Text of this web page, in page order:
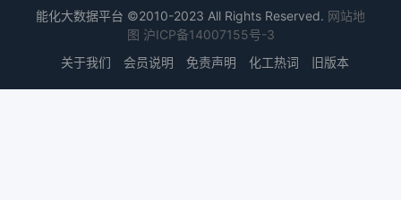
时的颜料CNMHG稍低。通讯作者:曹艳葭(1973-),
女,工学博士,主要从事高分子材料配方设计与改性工
作第40卷第23期曹艳霞等:聚烯烃色母粒的熔融指数
能化大数据平台 ©2010-2023 All Rights Reserved. 网站地
图 沪ICP备14007155号-3
关于我们
会员说明 免责声明 化工热词 旧版本